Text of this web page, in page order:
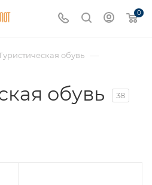
0
обувь —
обувь 38